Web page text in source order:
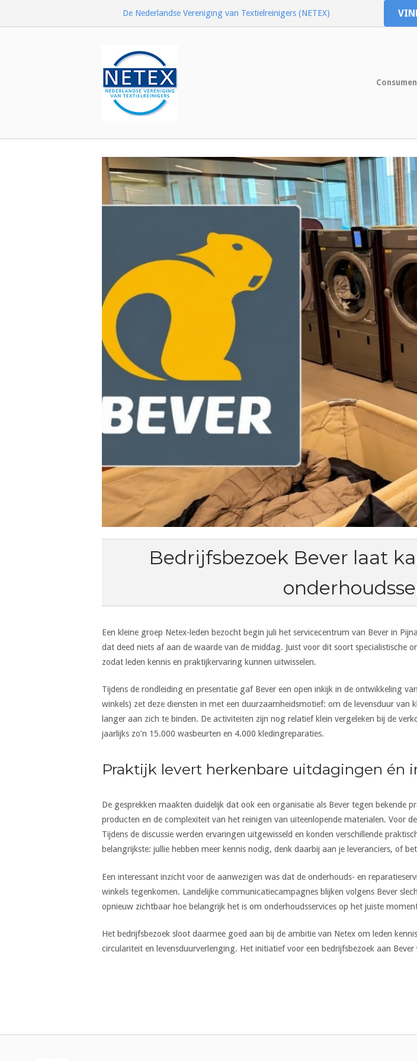
De Nederlandse Vereniging van Textielreinigers (NETEX)
Bedrijfsbezoek Bever laat
Een kleine groep Netex-leden bezocht begin juli het servicecentrum van Bever in
dat deed niets af aan de waarde van de middag. Juist voor dit soort specialistische
zodat leden kennis en praktijkervaring kunnen uitwisselen.
Tijdens de rondleiding en presentatie gaf Bever een open inkijk in de ontwikkeling
winkels) zet deze diensten in met een duurzaamheidsmotief: om de levensduur
langer aan zich te binden. De activiteiten zijn nog relatief klein vergeleken bij de
jaarlijks zo’n 15.000 wasbeurten en 4.000 kledingreparaties.
Praktijk levert herkenbare uitdagingen én
De gesprekken maakten duidelijk dat ook een organisatie als Bever tegen
producten en de complexiteit van het reinigen van uiteenlopende materialen. Voor
Tijdens de discussie werden ervaringen uitgewisseld en konden verschillende
belangrijkste: jullie hebben meer kennis nodig, denk daarbij aan je leveranciers, of
Een interessant inzicht voor de aanwezigen was dat de onderhouds- en
winkels tegenkomen. Landelijke communicatiecampagnes blijken volgens Bever
opnieuw zichtbaar hoe belangrijk het is om onderhoudsservices op het juiste
Het bedrijfsbezoek sloot daarmee goed aan bij de ambitie van Netex om leden
circulariteit en levensduurverlenging. Het initiatief voor een bedrijfsbezoek aan
navigatie